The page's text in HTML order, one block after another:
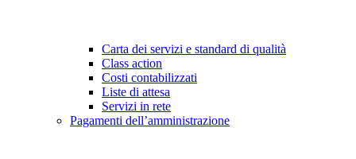
Carta dei servizi e standard di qualità
Class action
Costi contabilizzati
Liste di attesa
Servizi in rete
Pagamenti dell’amministrazione